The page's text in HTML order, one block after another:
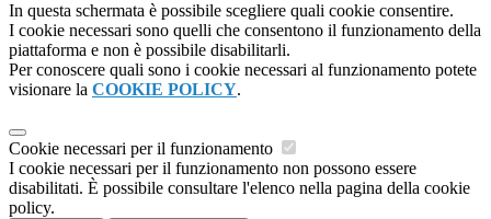
In questa schermata è possibile scegliere quali cookie consentire.
I cookie necessari sono quelli che consentono il funzionamento della
piattaforma e non è possibile disabilitarli.
Per conoscere quali sono i cookie necessari al funzionamento potete
visionare la COOKIE POLICY.
Cookie necessari per il funzionamento
I cookie necessari per il funzionamento non possono essere
disabilitati. È possibile consultare l'elenco nella pagina della cookie
policy.